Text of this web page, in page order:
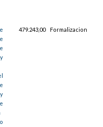
479.243,00 Formalizacion